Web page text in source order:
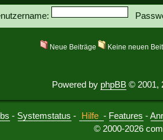
Neue Beiträge Keine neuen
Powered by phpBB © 2001,
- Systemstatus - Hilfe - Features -
© 2000-2026